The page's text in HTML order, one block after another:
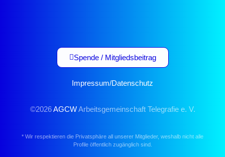
Spende / Mitgliedsbeitrag
Impressum/Datenschutz
©2026AGCW Arbeitsgemeinschaft Telegrafie e. V.
* Wir respektieren die Privatsphäre all unserer Mitglieder, weshalb nicht alle
Profile öffentlich zugänglich sind.